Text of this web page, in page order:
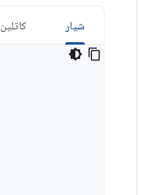
شیار کاتلین